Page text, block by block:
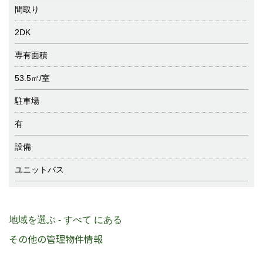
間取り
2DK
専有面積
53.5㎡/室
駐車場
有
設備
ユニットバス
地域を選ぶ - すべて にある
その他の管理物件情報